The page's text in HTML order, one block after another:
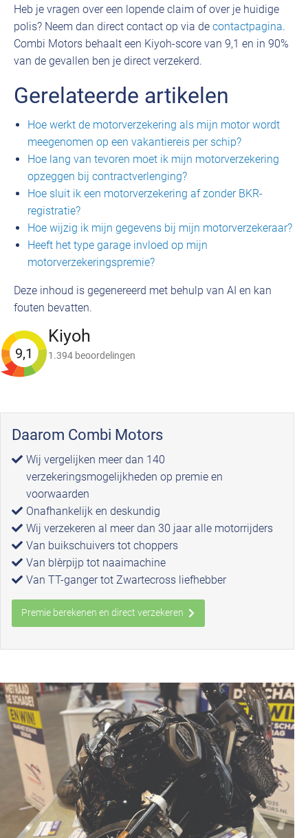
Heb je vragen over een lopende claim of over je huidige
polis? Neem dan direct contact op via de contactpagina.
Combi Motors behaalt een Kiyoh-score van 9,1 en in 90%
van de gevallen ben je direct verzekerd.
Gerelateerde artikelen
Hoe werkt de motorverzekering als mijn motor wordt
meegenomen op een vakantiereis per schip?
Hoe lang van tevoren moet ik mijn motorverzekering
opzeggen bij contractverlenging?
Hoe sluit ik een motorverzekering af zonder BKR-
registratie?
Hoe wijzig ik mijn gegevens bij mijn motorverzekeraar?
Heeft het type garage invloed op mijn
motorverzekeringspremie?
Deze inhoud is gegenereerd met behulp van AI en kan
fouten bevatten.
9,1
Kiyoh
1.394 beoordelingen
Daarom Combi Motors
Wij vergelijken meer dan 140
verzekeringsmogelijkheden op premie en
voorwaarden
Onafhankelijk en deskundig
Wij verzekeren al meer dan 30 jaar alle motorrijders
Van buikschuivers tot choppers
Van blèrpijp tot naaimachine
Van TT-ganger tot Zwartecross liefhebber
Premie berekenen en direct verzekeren